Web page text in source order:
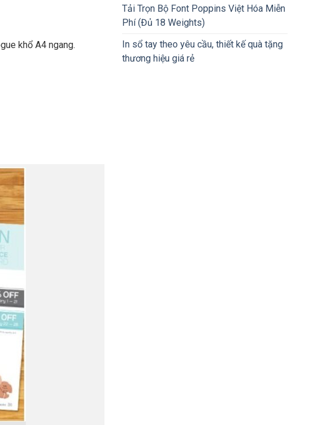
khổ A4 ngang.
Tải Trọn Bộ Font Poppins Việt Hóa Miễn
Phí (Đủ 18 Weights)
In sổ tay theo yêu cầu, thiết kế quà tặng
thương hiệu giá rẻ